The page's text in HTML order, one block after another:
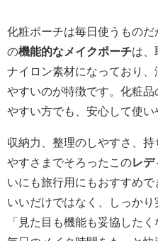
化粧ポーチは毎日使うもの
の機能的なメイクポーチは、
ナイロン素材になっており、
やすいのが特徴です。化粧
やすい方でも、安心して使い
収納力、整理のしやすさ、持
やすさまでそろったこのレデ
いにも旅行用にもおすすめ
いいだけではなく、しっかり
「見た目も機能も妥協した